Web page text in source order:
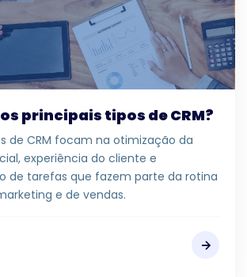
principais tipos de CRM?
de CRM focam na otimização da
experiência do cliente e
de tarefas que fazem parte da rotina
e de vendas.